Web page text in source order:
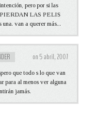
pero por si las
PIERDAN LAS PELIS
van a querer más...
on 5 abril, 2007
que todo s lo que van
para al menos ver alguna
jamás.